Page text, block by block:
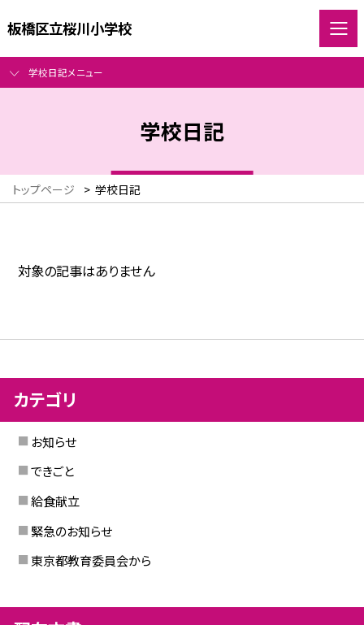
板橋区立桜川小学校
学校日記メニュー
学校日記
トップページ > 学校日記
対象の記事はありません
カテゴリ
お知らせ
できごと
給食献立
緊急のお知らせ
東京都教育委員会から